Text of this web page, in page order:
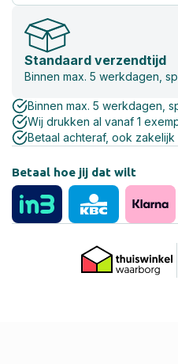
Standaard verzendtijd
Binnen max. 5 werkdagen,
Binnen max. 5 werkdagen,
Wij drukken al vanaf 1
Betaal achteraf, ook zakelijk
Betaal hoe jij dat wilt